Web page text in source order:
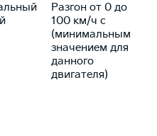
Разгон от 0 до
100 км/ч с
(минимальным
значением для
данного
двигателя)